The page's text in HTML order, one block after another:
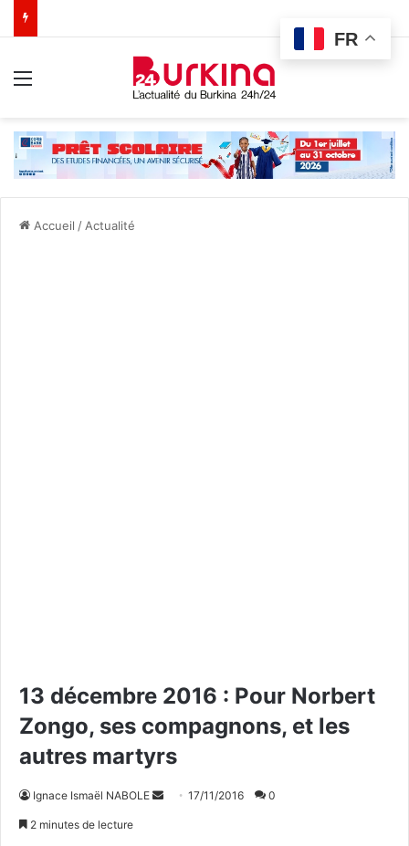
Accueil / Actualité
13 décembre 2016 : Pour Norbert
Zongo, ses compagnons, et les
autres martyrs
Ignace Ismaël NABOLE 17/11/2016 0
2 minutes de lecture
FR